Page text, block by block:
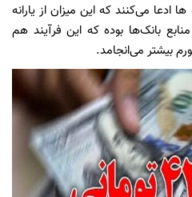
ادعا می‌کنند که این میزان از یارانه
بانک‌ها بوده که این فرآیند هم
بیشتر می‌انجامد.